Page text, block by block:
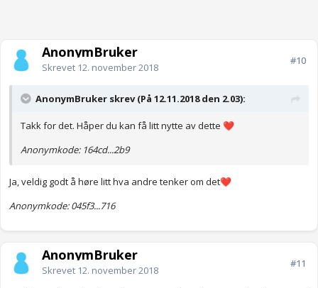
AnonymBruker
Skrevet 12. november 2018
#10
AnonymBruker skrev (På 12.11.2018 den 2.03):
Takk for det. Håper du kan få litt nytte av dette ❤️
Anonymkode: 164cd...2b9
Ja, veldig godt å høre litt hva andre tenker om det❤️
Anonymkode: 045f3...716
AnonymBruker
Skrevet 12. november 2018
#11